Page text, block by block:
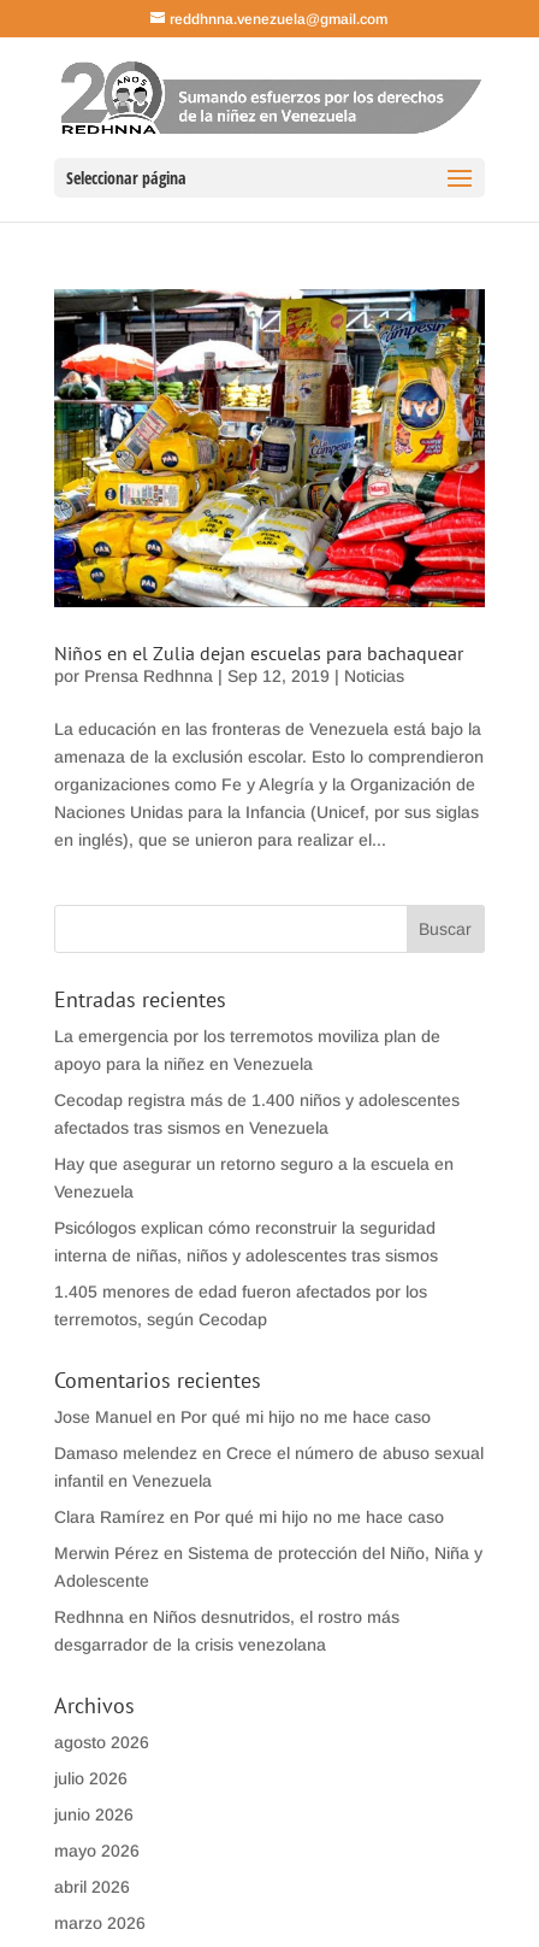
reddhnna.venezuela@gmail.com
Seleccionar página
Niños en el Zulia dejan escuelas para bachaquear
por Prensa Redhnna | Sep 12, 2019 | Noticias
La educación en las fronteras de Venezuela está bajo la
amenaza de la exclusión escolar. Esto lo comprendieron
organizaciones como Fe y Alegría y la Organización de
Naciones Unidas para la Infancia (Unicef, por sus siglas
en inglés), que se unieron para realizar el...
Entradas recientes
La emergencia por los terremotos moviliza plan de
apoyo para la niñez en Venezuela
Cecodap registra más de 1.400 niños y adolescentes
afectados tras sismos en Venezuela
Hay que asegurar un retorno seguro a la escuela en
Venezuela
Psicólogos explican cómo reconstruir la seguridad
interna de niñas, niños y adolescentes tras sismos
1.405 menores de edad fueron afectados por los
terremotos, según Cecodap
Comentarios recientes
Jose Manuelen Por qué mi hijo no me hace caso
Damaso melendez en Crece el número de abuso sexual
infantil en Venezuela
Clara Ramírez en Por qué mi hijo no me hace caso
Merwin Pérez en Sistema de protección del Niño, Niña y
Adolescente
Redhnna en Niños desnutridos, el rostro más
desgarrador de la crisis venezolana
Archivos
agosto 2026
julio 2026
junio 2026
mayo 2026
abril 2026
marzo 2026